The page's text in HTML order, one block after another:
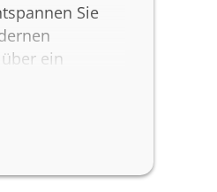
Sie
ein
Sie mit
wie einen
um